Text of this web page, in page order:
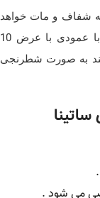
شفاف و مات خواهد
بود , بر روی این شیشه تعدادی خط های افقی با عمودی با عرض 10
به صورت شطرنجی
می شود .